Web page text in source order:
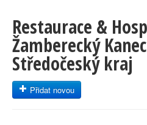
Restaurace &
Žamberecký
Středočeský kraj
Přidat novou